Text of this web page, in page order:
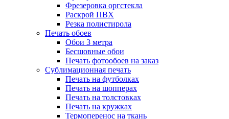
Фрезеровка оргстекла
Раскрой ПВХ
Резка полистирола
Печать обоев
Обои 3 метра
Бесшовные обои
Печать фотообоев на заказ
Сублимационная печать
Печать на футболках
Печать на шопперах
Печать на толстовках
Печать на кружках
Термоперенос на ткань